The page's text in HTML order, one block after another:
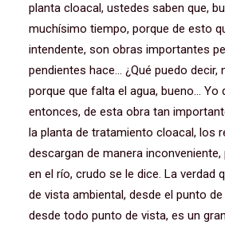
planta cloacal, ustedes saben que,
muchísimo tiempo, porque de esto
intendente, son obras importantes
pendientes hace… ¿Qué puedo decir,
porque que falta el agua, bueno… Yo
entonces, de esta obra tan
la planta de tratamiento cloacal, los
descargan de manera
en el río, crudo se le dice. La verdad
de vista ambiental, desde el punto
desde todo punto de vista, es un